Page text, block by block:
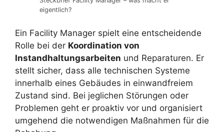
eigentlich?
Ein Facility Manager spielt eine entscheidende
Rolle bei der Koordination von
Instandhaltungsarbeiten und Reparaturen. Er
stellt sicher, dass alle technischen Systeme
innerhalb eines Gebäudes in einwandfreiem
Zustand sind. Bei jeglichen Störungen oder
Problemen geht er proaktiv vor und organisiert
umgehend die notwendigen Maßnahmen für die